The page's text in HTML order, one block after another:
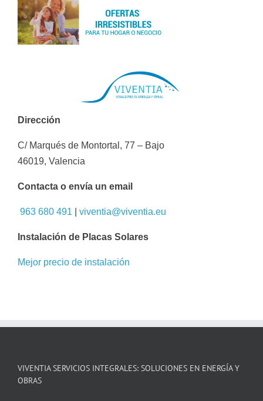
Dirección
C/ Marqués de Montortal, 77 – Bajo
46019, Valencia
Contacta o envía un email
963 680 491 viventia@viventia.eu
Instalación de Placas Solares
Mejor precio de instalación
VIVENTIA SERVICIOS INTEGRALES: SOLUCIONES EN ENERGÍA Y
OBRAS